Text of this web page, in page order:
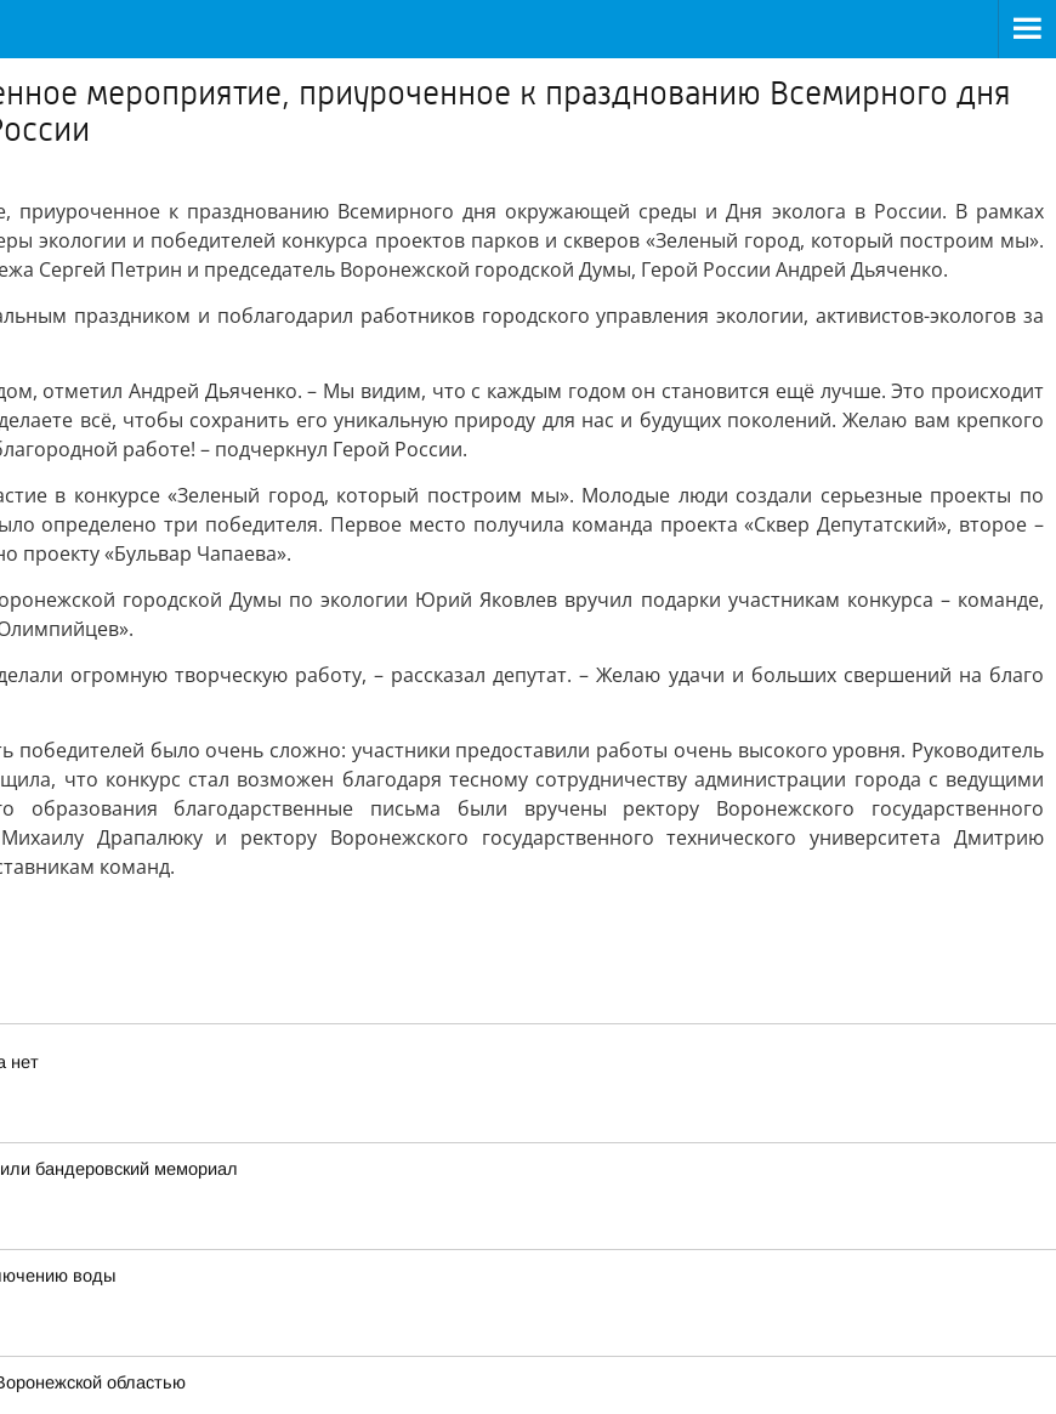
мероприятие, приуроченное к празднованию Всемирного дня
приуроченное к празднованию Всемирного дня окружающей среды и Дня эколога в России. В рамках
экологии и победителей конкурса проектов парков и скверов «Зеленый город, который построим мы».
Сергей Петрин и председатель Воронежской городской Думы, Герой России Андрей Дьяченко.
праздником и поблагодарил работников городского управления экологии, активистов-экологов за
отметил Андрей Дьяченко. – Мы видим, что с каждым годом он становится ещё лучше. Это происходит
всё, чтобы сохранить его уникальную природу для нас и будущих поколений. Желаю вам крепкого
работе! – подчеркнул Герой России.
в конкурсе «Зеленый город, который построим мы». Молодые люди создали серьезные проекты по
определено три победителя. Первое место получила команда проекта «Сквер Депутатский», второе –
проекту «Бульвар Чапаева».
городской Думы по экологии Юрий Яковлев вручил подарки участникам конкурса – команде,
огромную творческую работу, – рассказал депутат. – Желаю удачи и больших свершений на благо
победителей было очень сложно: участники предоставили работы очень высокого уровня. Руководитель
что конкурс стал возможен благодаря тесному сотрудничеству администрации города с ведущими
образования благодарственные письма были вручены ректору Воронежского государственного
Драпалюку и ректору Воронежского государственного технического университета Дмитрию
команд.
нет
бандеровский мемориал
воды
областью